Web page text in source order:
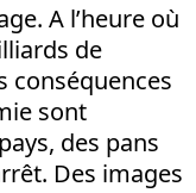
A l’heure où
de
conséquences
sont
des pans
Des images